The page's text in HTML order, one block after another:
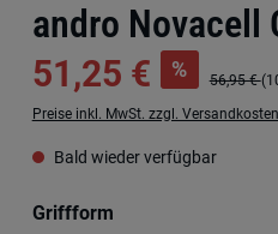
andro Novacell
51,25 € % 56,95 €
Preise inkl. MwSt. zzgl. Versandkosten
Bald wieder verfügbar
Griffformauswählen